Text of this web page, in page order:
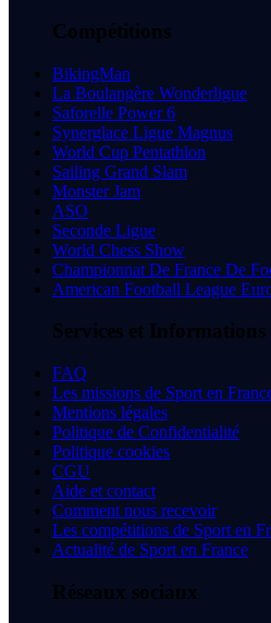
Compétitions
BikingMan
La Boulangère Wonderligue
Saforelle Power 6
Synerglace Ligue Magnus
World Cup Pentathlon
Sailing Grand Slam
Monster Jam
ASO
Seconde Ligue
World Chess Show
Championnat De France De
American Football League
Services et Informations
FAQ
Les missions de Sport en
Mentions légales
Politique de Confidentialité
Politique cookies
CGU
Aide et contact
Comment nous recevoir
Les compétitions de Sport en
Actualité de Sport en France
Réseaux sociaux